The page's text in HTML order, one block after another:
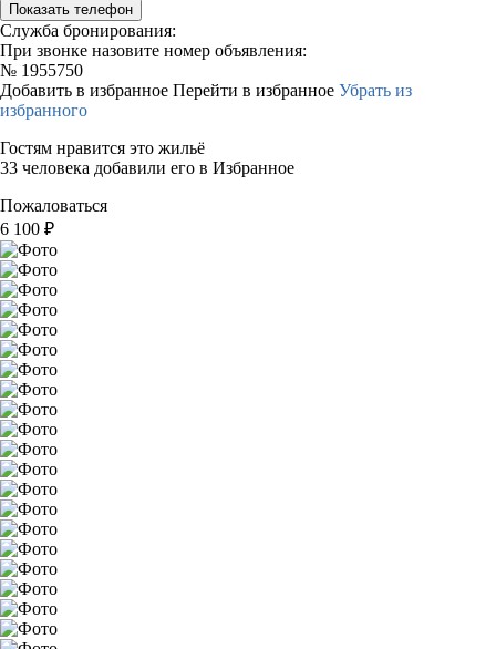
Показать телефон
Служба бронирования:
При звонке назовите номер объявления:
№ 1955750
Добавить в избранное Перейти в избранное Убрать из
избранного
Гостям нравится это жильё
33 человека добавили его в Избранное
Пожаловаться
6 100 ₽